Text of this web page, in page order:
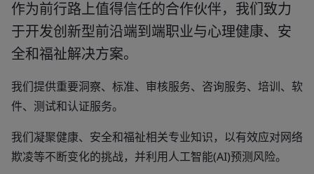
作为前行路上值得信任的合作伙伴，我们致力
于开发创新型前沿端到端职业与心理健康、安
全和福祉解决方案。
我们提供重要洞察、标准、审核服务、咨询服务、培训、软
件、测试和认证服务。
我们凝聚健康、安全和福祉相关专业知识，以有效应对网络
欺凌等不断变化的挑战，并利用人工智能(AI)预测风险。